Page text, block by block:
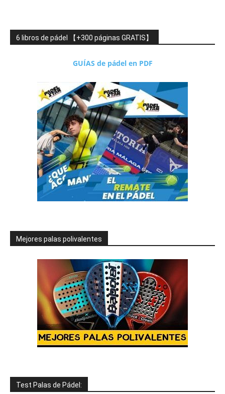
6 libros de pádel 【+300 páginas GRATIS】
GUÍAS de pádel en PDF
Mejores palas polivalentes
Test Palas de Pádel: